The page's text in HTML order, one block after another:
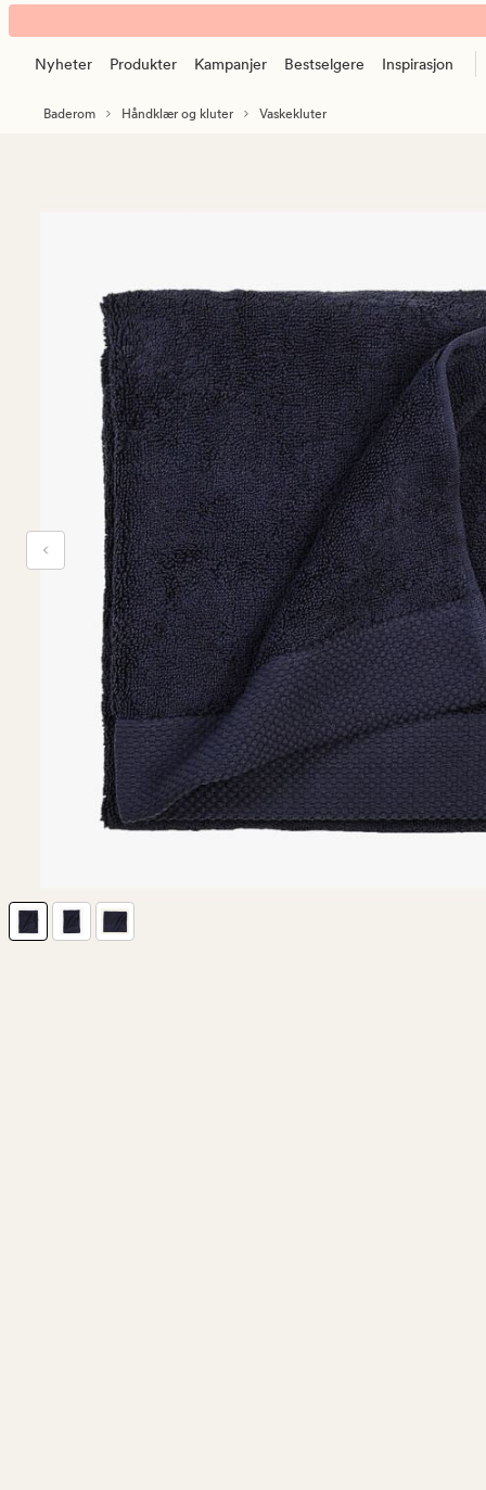
Celia
håndkle
marineblå
banner.
KlikkNyheter Produkter Kampanjer Bestselgere Inspirasjon
Baderom Håndklær og kluter Vaskekluter